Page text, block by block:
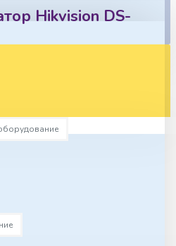
Hikvision DS-